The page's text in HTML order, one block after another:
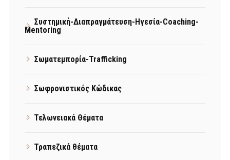
Συστημική-Διαπραγμάτευση-Ηγεσία-Coaching-
Mentoring
Σωματεμπορία-Trafficking
Σωφρονιστικός Κώδικας
Τελωνειακά Θέματα
Τραπεζικά θέματα